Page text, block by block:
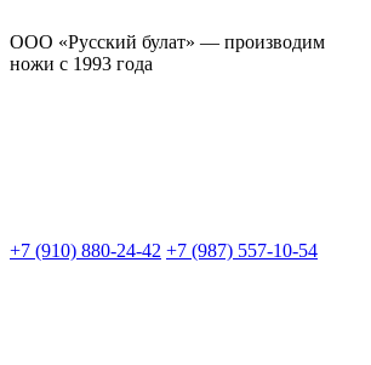
ООО «Русский булат» — производим
ножи с 1993 года
+7 (910) 880-24-42 +7 (987) 557-10-54